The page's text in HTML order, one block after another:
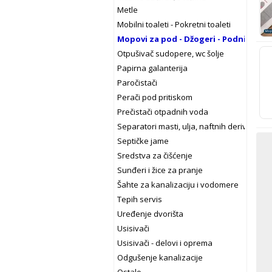
Metle
Mobilni toaleti - Pokretni toaleti
Mopovi za pod - Džogeri - Podni
Otpušivač sudopere, wc šolje
Papirna galanterija
Paročistači
Perači pod pritiskom
Prečistači otpadnih voda
Separatori masti, ulja, naftnih derivata
Septičke jame
Sredstva za čišćenje
Sunđeri i žice za pranje
Šahte za kanalizaciju i vodomere
Tepih servis
Uređenje dvorišta
Usisivači
Usisivači - delovi i oprema
Odgušenje kanalizacije